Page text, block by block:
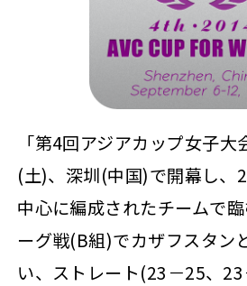
「第4回アジアカップ女子大
(土)、深圳(中国)で開幕し、
中心に編成されたチームで
ーグ戦(B組)でカザフスタン
い、ストレート(23－25、